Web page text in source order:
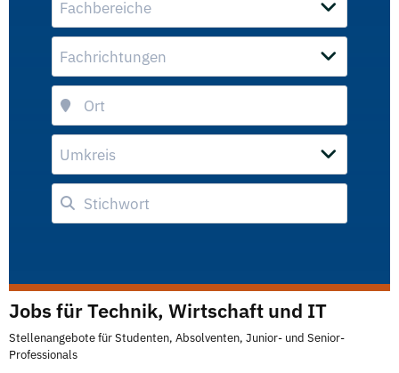
Fachbereiche
Fachrichtungen
Umkreis
Jobs für Technik, Wirtschaft und IT
Stellenangebote für Studenten, Absolventen, Junior- und Senior-
Professionals